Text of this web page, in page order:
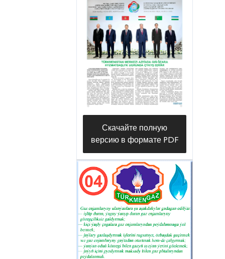
Скачайте полную
версию в формате PDF